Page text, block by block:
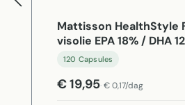
Mattisson HealthStyle
visolie EPA 18% / DHA
Capsules
120 Capsules
€ 19,95 € 0,17/dag